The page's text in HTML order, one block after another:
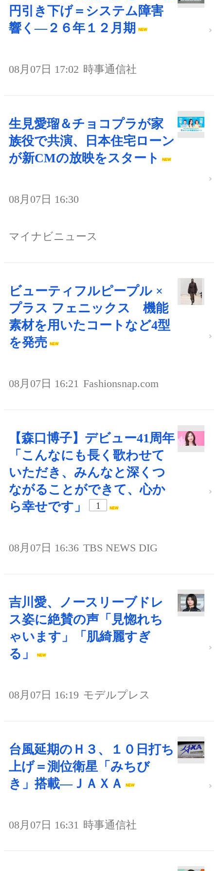
円引き下げ＝システム障害
響く―２６年１２月期
08月07日 17:02 時事通信社
生見愛瑠＆チョコプラが家
族役で共演、日本住宅ローン
が新CMの放映をスタート
08月07日 16:30
マイナビニュース
ビューティフルピープル ×
プラス フェニックス 機能
素材を用いたコートなど4型
を発売
08月07日 16:21 Fashionsnap.com
【森口博子】デビュー41周年
「こんなにも長く歌わせて
いただき、みんなと深くつ
ながることができて、心か
ら幸せです」
1
08月07日 16:36 TBS NEWS DIG
吉川愛、ノースリーブドレ
ス姿に絶賛の声「見惚れち
ゃいます」「肌綺麗すぎ
る」
08月07日 16:19 モデルプレス
台風延期のＨ３、１０日打ち
上げ＝測位衛星「みちび
き」搭載―ＪＡＸＡ
08月07日 16:31 時事通信社